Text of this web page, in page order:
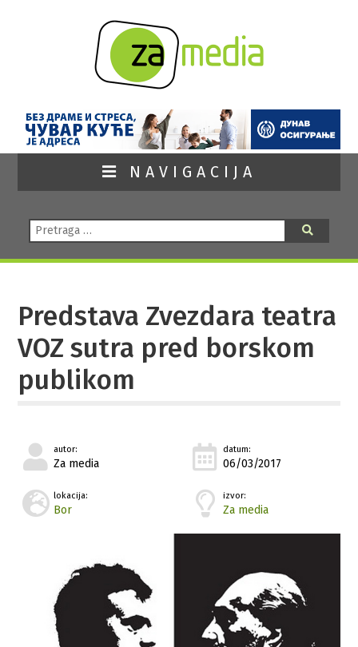
NAVIGACIJA
Pretraga:
Predstava Zvezdara teatra
VOZ sutra pred borskom
publikom
autor:
Za media
datum:
06/03/2017
lokacija:
Bor
izvor:
Za media